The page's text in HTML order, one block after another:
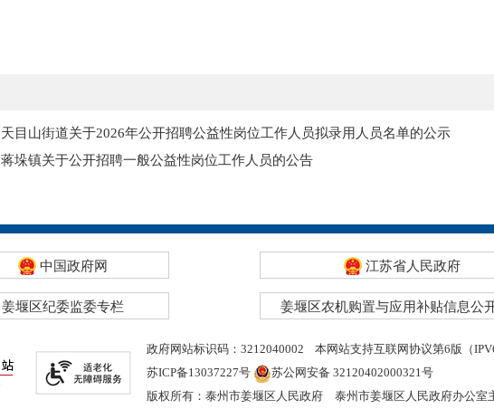
天目山街道关于2026年公开招聘公益性岗位工作人员拟录用人员名单的公示
蒋垛镇关于公开招聘一般公益性岗位工作人员的公告
中国政府网 江苏省人民政府
姜堰区纪委监委专栏 姜堰区农机购置与应用补贴信息公
政府网站标识码：3212040002
本网站支持互联网协议第6版（
苏ICP备13037227号
苏公网安备 32120402000321号
版权所有：泰州市姜堰区人民政府
泰州市姜堰区人民政府办公室